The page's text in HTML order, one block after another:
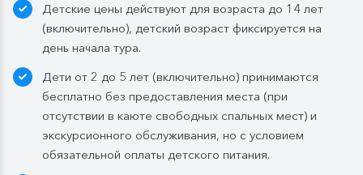
Ужин:
заказная система питания, выбор блюд со 2-
напиток (1 стакан, 200 мл). На выбор: вино красное /
белое / игристое (1 бокал, 125 мл) / водка (1
Бутилированная вода в каюте:
Каюты класса «Люкс» и «Полулюкс»:
ежедневное пополнение — 1 бутылка (0,5 л.) в день;
Детские цены действуют для возраста до 14 лет
(включительно), детский возраст фиксируется на
день начала тура.
Дети от 2 до 5 лет (включительно) принимаются
бесплатно без предоставления места (при
отсутствии в каюте свободных спальных мест) и
экскурсионного обслуживания, но с условием
обязательной оплаты детского питания.